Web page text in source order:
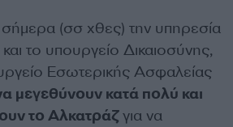
σήμερα (σσ χθες) την υπηρεσία
το υπουργείο Δικαιοσύνης,
Εσωτερικής Ασφαλείας
μεγεθύνουν κατά πολύ και
το Αλκατράζγια να